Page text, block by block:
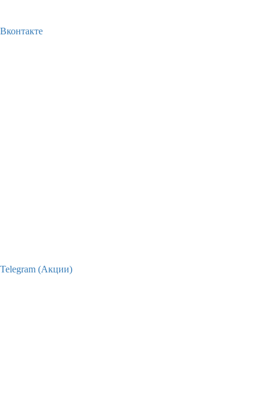
Вконтакте
Telegram (Акции)